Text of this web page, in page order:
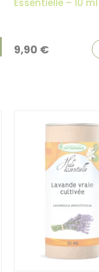
Essentielle – 10 ml
9,90 €